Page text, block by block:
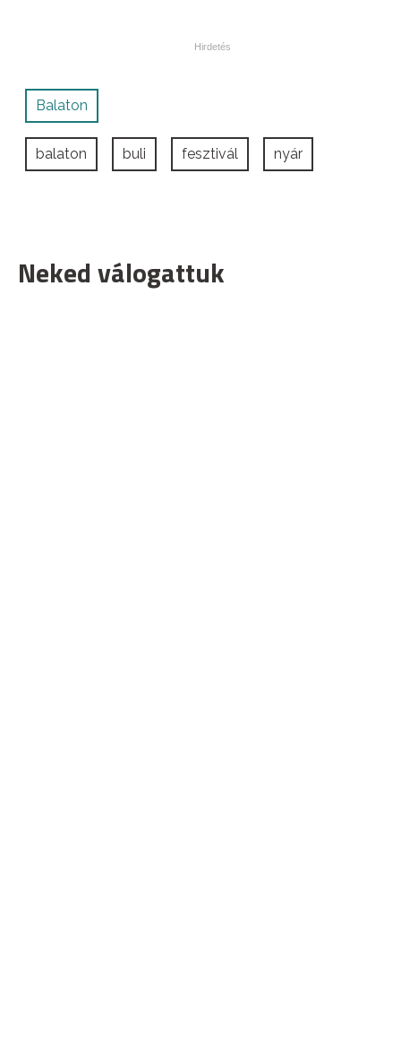
Balaton
balaton buli fesztivál nyár
Neked válogattuk